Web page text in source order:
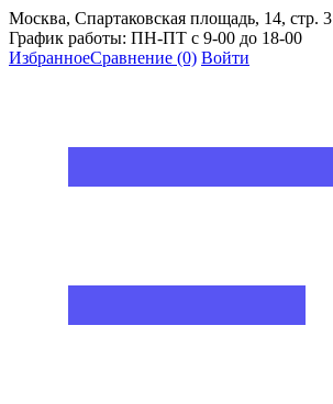
Москва, Спартаковская площадь, 14, стр. 3
График работы: ПН-ПТ с 9-00 до 18-00
ИзбранноеСравнение (0) Войти